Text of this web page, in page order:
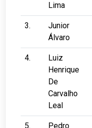
Lima
3.
Junior
Álvaro
4.
Luiz
Henrique
De
Carvalho
Leal
5.
Pedro